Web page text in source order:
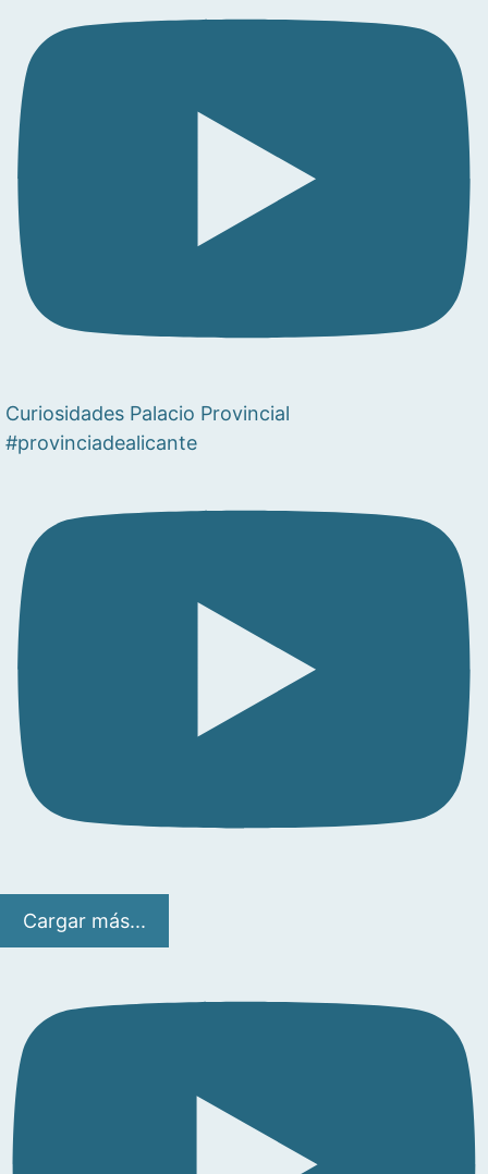
Curiosidades Palacio Provincial
#provinciadealicante
Cargar más...